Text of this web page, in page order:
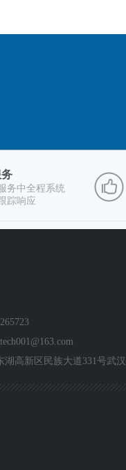
务中全程系统
踪响应
湖高新区民族大道331号武